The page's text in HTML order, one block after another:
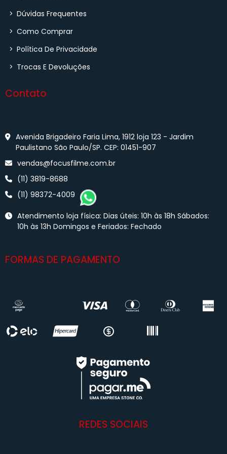
> Dúvidas Frequentes
> Como Comprar
> Política De Privacidade
> Trocas E Devoluções
Contato
Avenida Brigadeiro Faria Lima, 1912 loja 123 - Jardim
Paulistano São Paulo/SP. CEP: 01451-907
vendas@focusfilme.com.br
(11) 3819-8688
(11) 98372-4009
Atendimento loja física: Dias úteis: 10h às 18h Sábados:
10h às 13h Domingos e Feriados: Fechado
FORMAS DE PAGAMENTO
REDES SOCIAIS